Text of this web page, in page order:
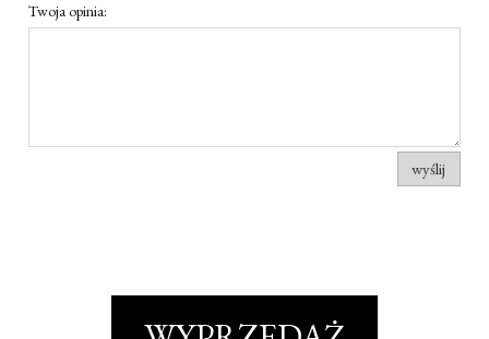
Twoja opinia:
wyślij